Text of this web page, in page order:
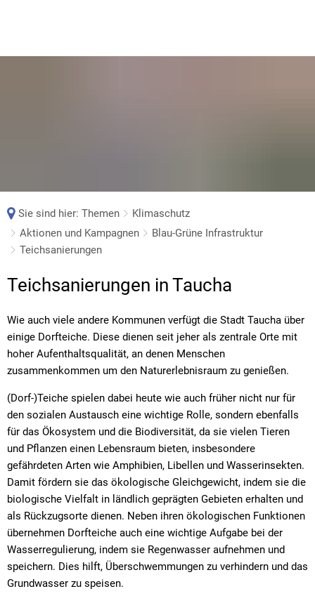
Sie sind hier: Themen
Klimaschutz
Aktionen und Kampagnen
Blau-Grüne Infrastruktur
Teichsanierungen
Teichsanierungen
Teichsanierungen in Taucha
Wie auch viele andere Kommunen verfügt die Stadt Taucha über
einige Dorfteiche. Diese dienen seit jeher als zentrale Orte mit
hoher Aufenthaltsqualität, an denen Menschen
zusammenkommen um den Naturerlebnisraum zu genießen.
(Dorf-)Teiche spielen dabei heute wie auch früher nicht nur für
den sozialen Austausch eine wichtige Rolle, sondern ebenfalls
für das Ökosystem und die Biodiversität, da sie vielen Tieren
und Pflanzen einen Lebensraum bieten, insbesondere
gefährdeten Arten wie Amphibien, Libellen und Wasserinsekten.
Damit fördern sie das ökologische Gleichgewicht, indem sie die
biologische Vielfalt in ländlich geprägten Gebieten erhalten und
als Rückzugsorte dienen. Neben ihren ökologischen Funktionen
übernehmen Dorfteiche auch eine wichtige Aufgabe bei der
Wasserregulierung, indem sie Regenwasser aufnehmen und
speichern. Dies hilft, Überschwemmungen zu verhindern und das
Grundwasser zu speisen.